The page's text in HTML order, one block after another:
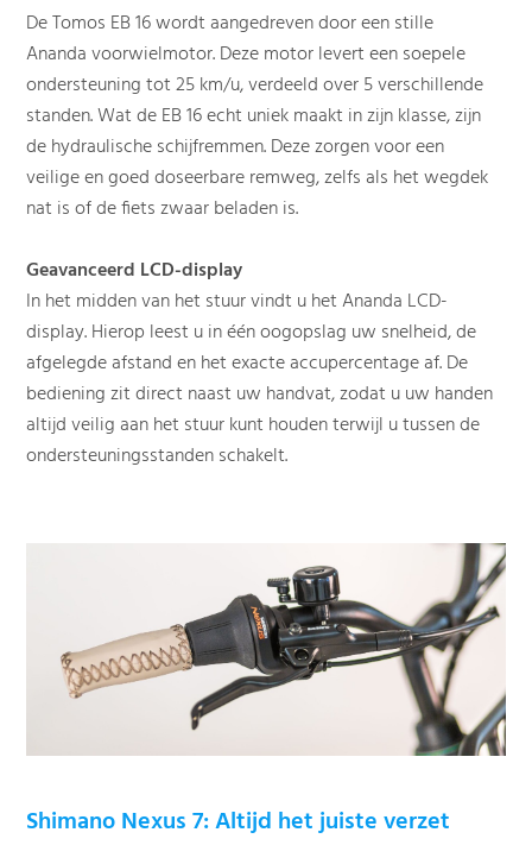
De Tomos EB 16 wordt aangedreven door een stille
Ananda voorwielmotor. Deze motor levert een soepele
ondersteuning tot 25 km/u, verdeeld over 5 verschillende
standen. Wat de EB 16 echt uniek maakt in zijn klasse, zijn
de hydraulische schijfremmen. Deze zorgen voor een
veilige en goed doseerbare remweg, zelfs als het wegdek
nat is of de fiets zwaar beladen is.
Geavanceerd LCD-display
In het midden van het stuur vindt u het Ananda LCD-
display. Hierop leest u in één oogopslag uw snelheid, de
afgelegde afstand en het exacte accupercentage af. De
bediening zit direct naast uw handvat, zodat u uw handen
altijd veilig aan het stuur kunt houden terwijl u tussen de
ondersteuningsstanden schakelt.
Shimano Nexus 7: Altijd het juiste verzet